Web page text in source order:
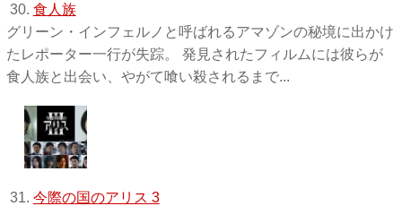
30. 食人族
グリーン・インフェルノと呼ばれるアマゾンの秘境に出かけ
たレポーター一行が失踪。 発見されたフィルムには彼らが
食人族と出会い、やがて喰い殺されるまで...
31. 今際の国のアリス 3